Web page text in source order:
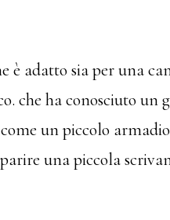
è adatto sia per una
che ha conosciuto un
un piccolo
una piccola